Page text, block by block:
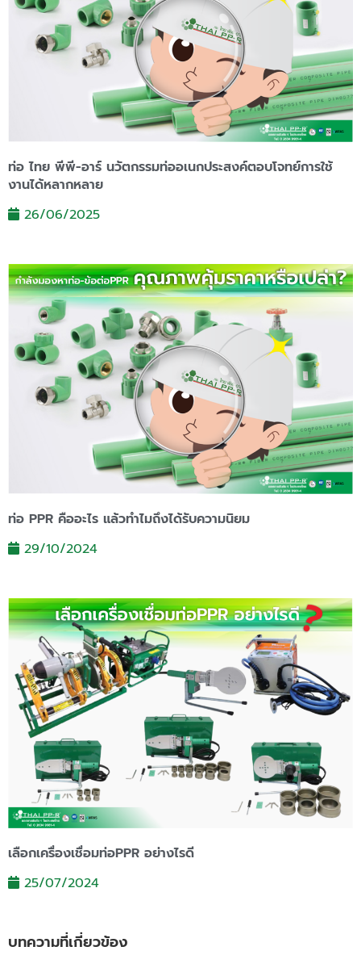
ท่อ ไทย พีพี-อาร์ นวัตกรรมท่ออเนกประสงค์ตอบโจทย์การใช้
งานได้หลากหลาย
26/06/2025
ท่อ PPR คืออะไร แล้วทำไมถึงได้รับความนิยม
29/10/2024
เลือกเครื่องเชื่อมท่อPPR อย่างไรดี
25/07/2024
บทความที่เกี่ยวข้อง